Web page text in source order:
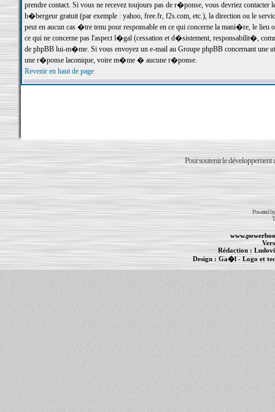
prendre contact. Si vous ne recevez toujours pas de r�ponse, vous devriez
h�bergeur gratuit (par exemple : yahoo, free.fr, f2s.com, etc.), la direction ou le
peut en aucun cas �tre tenu pour responsable en ce qui concerne la mani�re, le
ce qui ne concerne pas l'aspect l�gal (cessation et d�sistement, responsabilit�,
de phpBB lui-m�me. Si vous envoyez un e-mail au Groupe phpBB concernant une
une r�ponse laconique, voire m�me � aucune r�ponse.
Revenir en haut de page
Pour soutenir le développement
Powered
Rédaction :
Design :Ga�l- Logo et
Informations :